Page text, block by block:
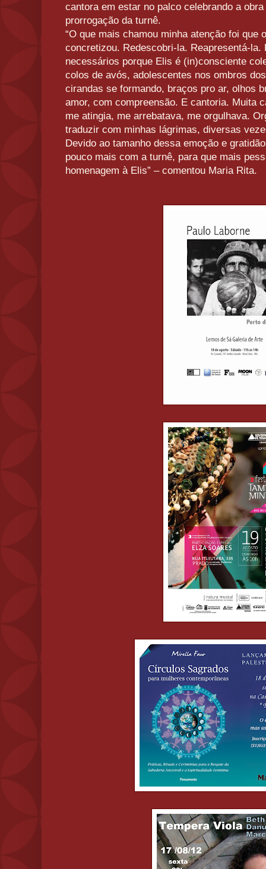
cantora em estar no palco celebrando a
prorrogação da turnê.
“O que mais chamou minha atenção foi que
concretizou. Redescobri-la. Reapresentá-la.
necessários porque Elis é (in)consciente
colos de avós, adolescentes nos ombros
cirandas se formando, braços pro ar, olhos
amor, com compreensão. E cantoria. Muita
me atingia, me arrebatava, me orgulhava.
traduzir com minhas lágrimas, diversas
Devido ao tamanho dessa emoção e
pouco mais com a turnê, para que mais
homenagem à Elis” – comentou Maria Rita.